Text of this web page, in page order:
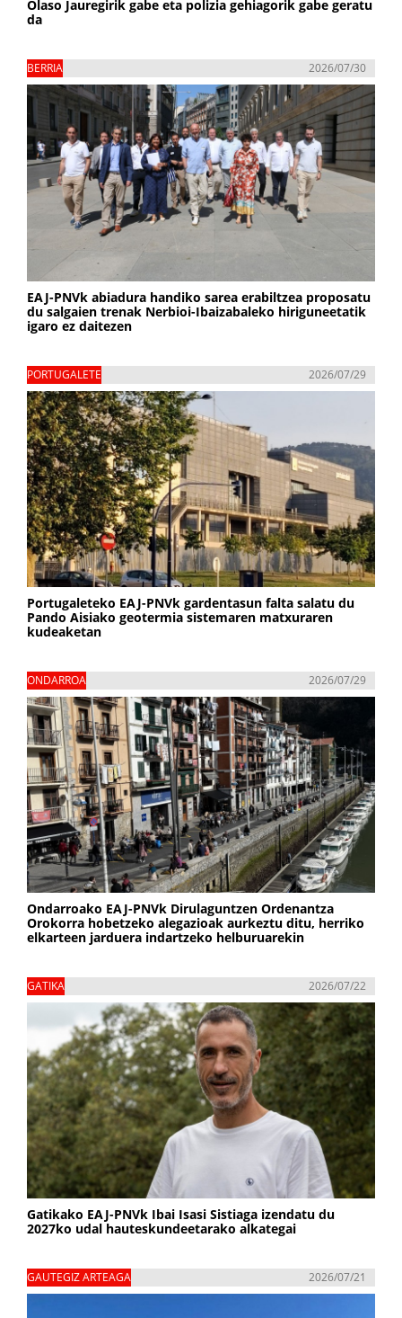
Olaso Jauregirik gabe eta polizia gehiagorik gabe geratu
da
BERRIA 2026/07/30
EAJ-PNVk abiadura handiko sarea erabiltzea proposatu
du salgaien trenak Nerbioi-Ibaizabaleko hiriguneetatik
igaro ez daitezen
PORTUGALETE 2026/07/29
Portugaleteko EAJ-PNVk gardentasun falta salatu du
Pando Aisiako geotermia sistemaren matxuraren
kudeaketan
ONDARROA 2026/07/29
Ondarroako EAJ-PNVk Dirulaguntzen Ordenantza
Orokorra hobetzeko alegazioak aurkeztu ditu, herriko
elkarteen jarduera indartzeko helburuarekin
GATIKA 2026/07/22
Gatikako EAJ-PNVk Ibai Isasi Sistiaga izendatu du
2027ko udal hauteskundeetarako alkategai
GAUTEGIZ ARTEAGA 2026/07/21